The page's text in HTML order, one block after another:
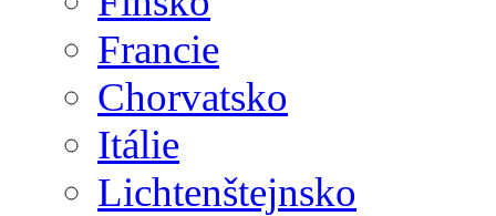
Francie
Chorvatsko
Itálie
Lichtenštejnsko